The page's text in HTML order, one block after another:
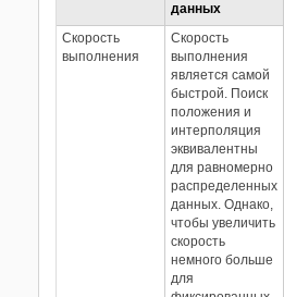
данных
Скорость
выполнения
Скорость
выполнения
является самой
быстрой. Поиск
положения и
интерполяция
эквивалентны
для равномерно
распределенных
данных. Однако,
чтобы увеличить
скорость
немного больше
для